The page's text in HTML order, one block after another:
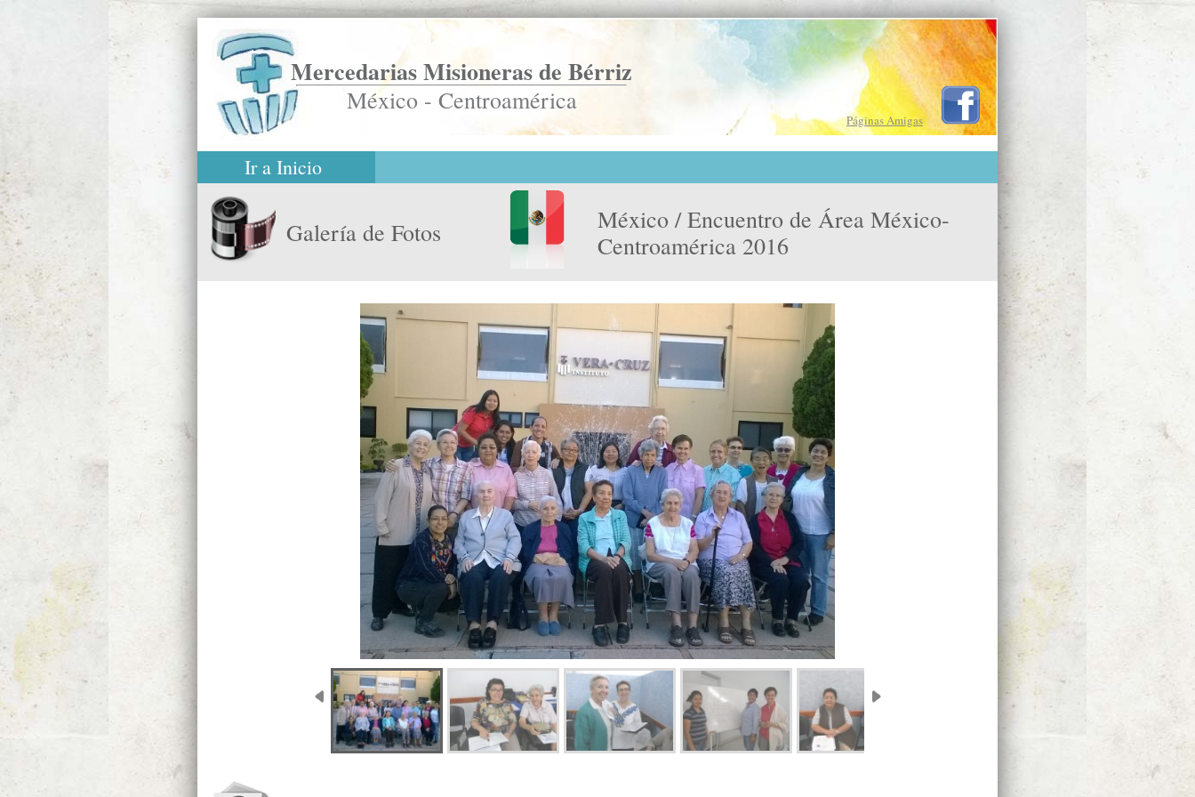
Mercedarias Misioneras de Bérriz
México - Centroamérica
Páginas Amigas
Ir a Inicio
Galería de Fotos
México / Encuentro de Área México-
Centroamérica 2016